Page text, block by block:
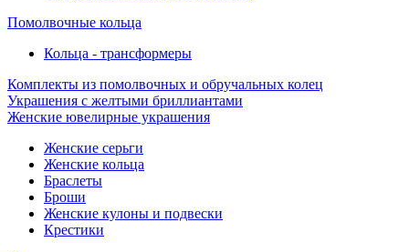
Помолвочные кольца
Кольца - трансформеры
Комплекты из помолвочных и обручальных колец
Украшения с желтыми бриллиантами
Женские ювелирные украшения
Женские серьги
Женские кольца
Браслеты
Броши
Женские кулоны и подвески
Крестики